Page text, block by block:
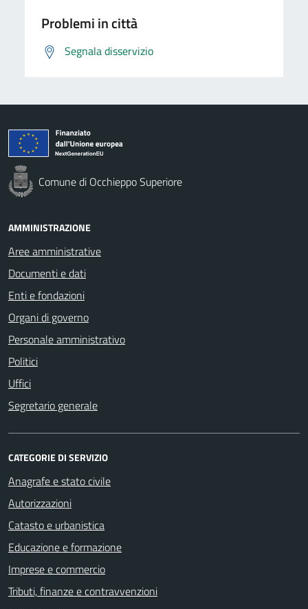
Problemi in città
Segnala disservizio
Comune di Occhieppo Superiore
AMMINISTRAZIONE
Aree amministrative
Documenti e dati
Enti e fondazioni
Organi di governo
Personale amministrativo
Politici
Uffici
Segretario generale
CATEGORIE DI SERVIZIO
Anagrafe e stato civile
Autorizzazioni
Catasto e urbanistica
Educazione e formazione
Imprese e commercio
Tributi, finanze e contravvenzioni